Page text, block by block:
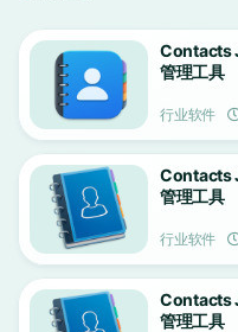
Contacts
管理工具
行业软件
Contacts
管理工具
行业软件
Contacts
管理工具